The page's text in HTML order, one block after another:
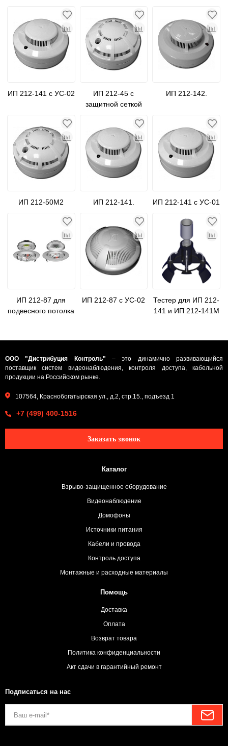
ИП 212-141 с УС-02
ИП 212-45 с
защитной сеткой
ИП 212-142.
ИП 212-50М2 ИП 212-141. ИП 212-141 с УС-01
ИП 212-87 для
подвесного потолка
ИП 212-87 с УС-02
Тестер для ИП 212-
141 и ИП 212-141М
ООО "Дистрибуция Контроль" – это динамично развивающийся
поставщик систем видеонаблюдения, контроля доступа, кабельной
продукции на Российском рынке.
107564, Краснобогатырская ул., д.2, стр.15., подъезд 1
+7 (499) 400-1516
Заказать звонок
Каталог
Взрыво-защищенное оборудование
Видеонаблюдение
Домофоны
Источники питания
Кабели и провода
Контроль доступа
Монтажные и расходные материалы
Помощь
Доставка
Оплата
Возврат товара
Политика конфиденциальности
Акт сдачи в гарантийный ремонт
Подписаться на нас